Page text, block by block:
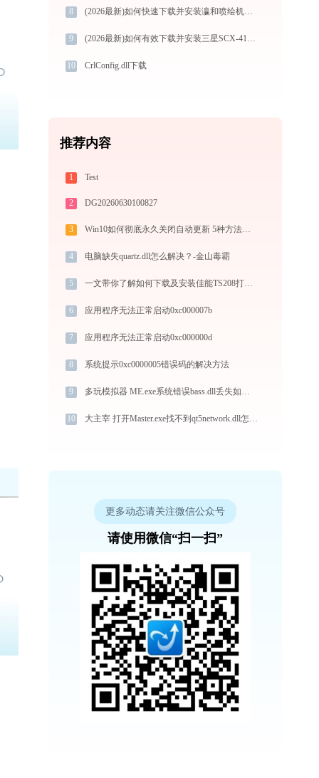
8 (2026最新)如何快速下载并安装瀛和喷绘机YH-3306S打印机驱动：详细步骤解析
9 (2026最新)如何有效下载并安装三星SCX-4100打印机驱动？全方位指导手册
10 CrlConfig.dll下载
推荐内容
1 Test
2 DG20260630100827
3 Win10如何彻底永久关闭自动更新 5种方法教你永久关闭win10自动更新
4 电脑缺失quartz.dll怎么解决？-金山毒霸
5 一文带你了解如何下载及安装佳能TS208打印机驱动
6 应用程序无法正常启动0xc000007b
7 应用程序无法正常启动0xc000000d
8 系统提示0xc0000005错误码的解决方法
9 多玩模拟器 ME.exe系统错误bass.dll丢失如何解决
10 大主宰 打开Master.exe找不到qt5network.dll怎么办
更多动态请关注微信公众号
请使用微信“扫一扫”